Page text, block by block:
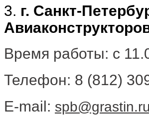
3. г. Санкт-
Время работы: с
Телефон: 8 (812)
E-mail: spb@grastin.ru